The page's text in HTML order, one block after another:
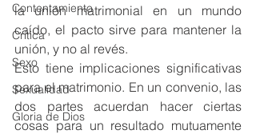
Contentamiento
Crítica
Sexo
Sexualidad
Gloria de Dios
la unión matrimonial en un mundo
caído, el pacto sirve para mantener la
unión, y no al revés.
Esto tiene implicaciones significativas
para el matrimonio. En un convenio, las
dos partes acuerdan hacer ciertas
cosas para un resultado mutuamente